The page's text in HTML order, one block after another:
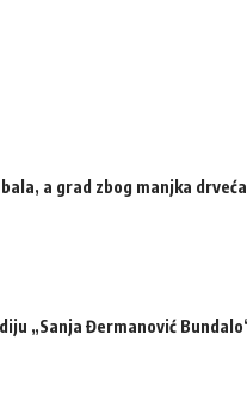
a grad zbog manjka
„Sanja Đermanović